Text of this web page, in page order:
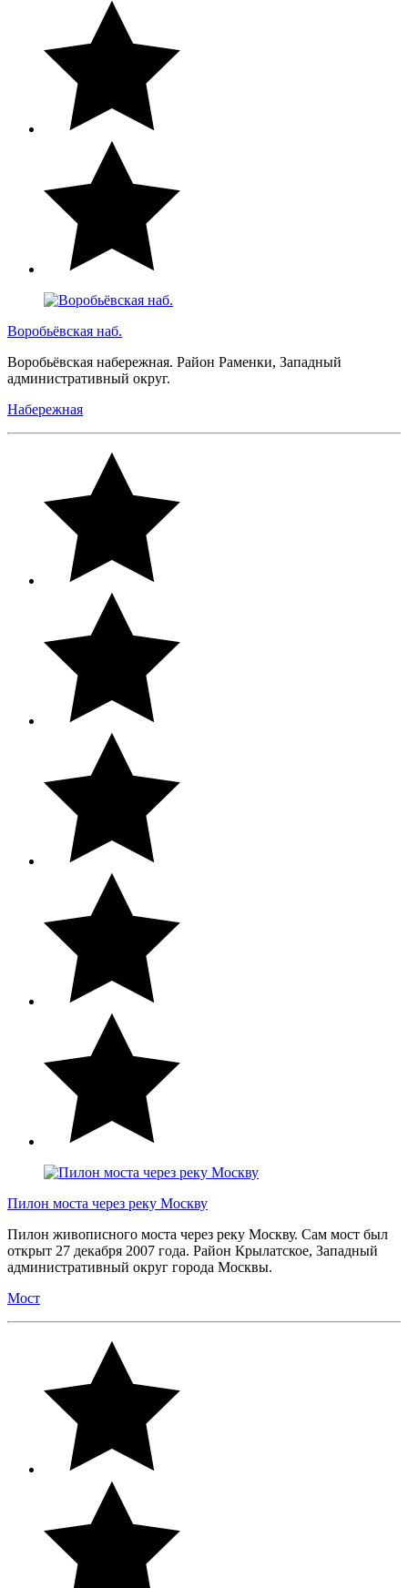
Воробьёвская наб.
Воробьёвская набережная. Район Раменки, Западный
административный округ.
Набережная
Пилон моста через реку Москву
Пилон живописного моста через реку Москву. Сам мост был
открыт 27 декабря 2007 года. Район Крылатское, Западный
административный округ города Москвы.
Мост